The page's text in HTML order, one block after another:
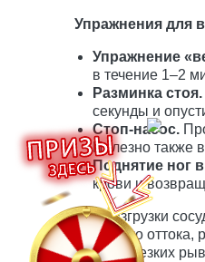
Упражнения для
Упражнение
в течение 1–2
Разминка стоя.
секунды и
Стоп-насос.
Полезно также
Поднятие ног
крови и
Для разгрузки
венозного
избегая резких